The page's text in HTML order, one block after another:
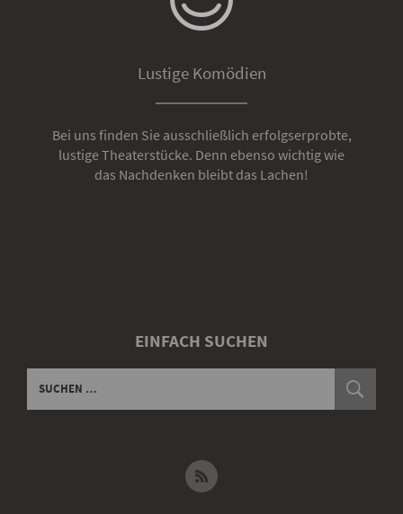
Lustige Komödien
Bei uns finden Sie ausschließlich erfolgserprobte,
lustige Theaterstücke. Denn ebenso wichtig wie
das Nachdenken bleibt das Lachen!
EINFACH SUCHEN